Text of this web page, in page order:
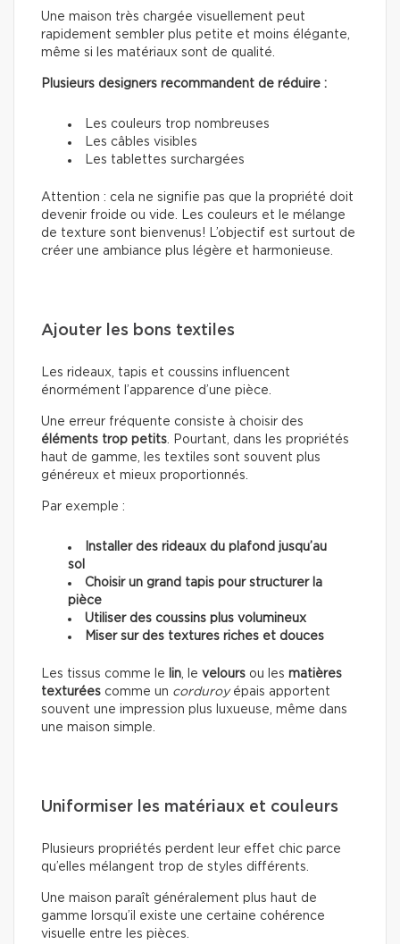
Une maison très chargée visuellement peut
rapidement sembler plus petite et moins élégante,
même si les matériaux sont de qualité.
Plusieurs designers recommandent de réduire :
Les couleurs trop nombreuses
Les câbles visibles
Les tablettes surchargées
Attention : cela ne signifie pas que la propriété doit
devenir froide ou vide. Les couleurs et le mélange
de texture sont bienvenus! L’objectif est surtout de
créer une ambiance plus légère et harmonieuse.
Ajouter les bons textiles
Les rideaux, tapis et coussins influencent
énormément l’apparence d’une pièce.
Une erreur fréquente consiste à choisir des
éléments trop petits. Pourtant, dans les propriétés
haut de gamme, les textiles sont souvent plus
généreux et mieux proportionnés.
Par exemple :
Installer des rideaux du plafond jusqu’au
sol
Choisir un grand tapis pour structurer la
pièce
Utiliser des coussins plus volumineux
Miser sur des textures riches et douces
Les tissus comme le lin, le velours ou les matières
texturées comme un corduroyépais apportent
souvent une impression plus luxueuse, même dans
une maison simple.
Uniformiser les matériaux et couleurs
Plusieurs propriétés perdent leur effet chic parce
qu’elles mélangent trop de styles différents.
Une maison paraît généralement plus haut de
gamme lorsqu’il existe une certaine cohérence
visuelle entre les pièces.